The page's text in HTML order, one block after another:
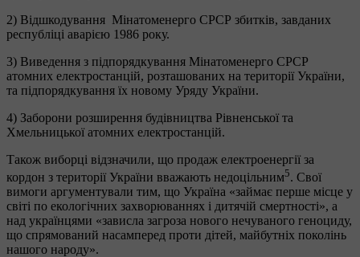
2) Відшкодування Мінатоменерго СРСР збитків, завданих
республіці аварією 1986 року.
3) Виведення з підпорядкування Мінатоменерго СРСР
атомних електростанцій, розташованих на території України,
та підпорядкування їх новому Уряду України.
4) Заборони розширення будівництва Рівненської та
Хмельницької атомних електростанцій.
Також виборці відзначили, що продаж електроенергії за
кордон з території України вважають недоцільним5. Свої
вимоги аргументували тим, що Україна «займає перше місце у
світі по екологічних захворюваннях і дитячій смертності», а
над українцями «зависла загроза нового нечуваного геноциду,
що спрямований насамперед проти дітей, майбутніх поколінь
нашого народу».